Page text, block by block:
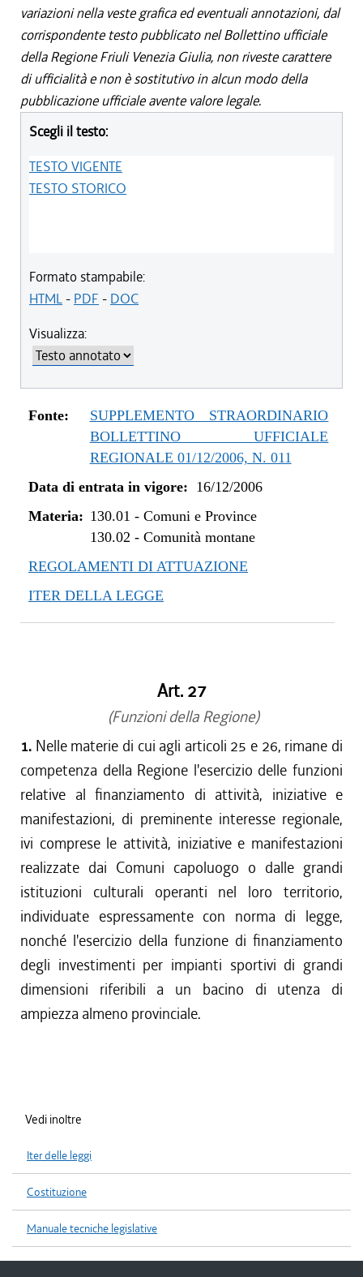
variazioni nella veste grafica ed eventuali annotazioni, dal
corrispondente testo pubblicato nel Bollettino ufficiale
della Regione Friuli Venezia Giulia, non riveste carattere
di ufficialità e non è sostitutivo in alcun modo della
pubblicazione ufficiale avente valore legale.
Scegli il testo:
TESTO VIGENTE
TESTO STORICO
Formato stampabile:
HTML- PDF - DOC
Visualizza:
Fonte:
SUPPLEMENTO STRAORDINARIO
BOLLETTINO UFFICIALE
REGIONALE 01/12/2006, N. 011
Data di entrata in vigore: 16/12/2006
Materia: 130.01 - Comuni e Province
130.02 - Comunità montane
REGOLAMENTI DI ATTUAZIONE
ITER DELLA LEGGE
Art. 27
(Funzioni della Regione)
1. Nelle materie di cui agli articoli 25 e 26, rimane di
competenza della Regione l'esercizio delle funzioni
relative al finanziamento di attività, iniziative e
manifestazioni, di preminente interesse regionale,
ivi comprese le attività, iniziative e manifestazioni
realizzate dai Comuni capoluogo o dalle grandi
istituzioni culturali operanti nel loro territorio,
individuate espressamente con norma di legge,
nonché l'esercizio della funzione di finanziamento
degli investimenti per impianti sportivi di grandi
dimensioni riferibili a un bacino di utenza di
ampiezza almeno provinciale.
Vedi inoltre
Iter delle leggi
Costituzione
Manuale tecniche legislative